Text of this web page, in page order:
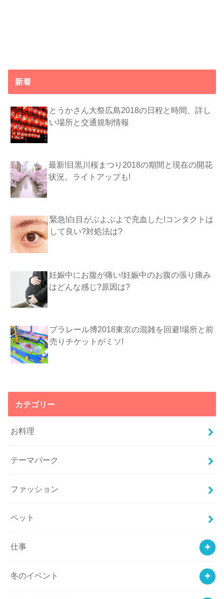
新着
とうかさん大祭広島2018の日程と時間、詳し
い場所と交通規制情報
最新!目黒川桜まつり2018の期間と現在の開花
状況。ライトアップも!
緊急!白目がぶよぶよで充血した!コンタクトは
して良い?対処法は?
妊娠中にお腹が痛い!妊娠中のお腹の張り痛み
はどんな感じ?原因は?
プラレール博2018東京の混雑を回避!場所と前
売りチケットがミソ!
カテゴリー
お料理
テーマパーク
ファッション
ペット
仕事
冬のイベント